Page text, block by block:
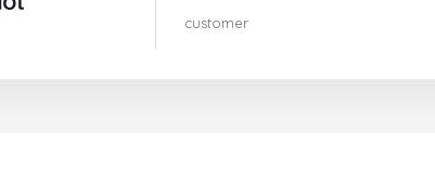
empfehlen!!!
customer